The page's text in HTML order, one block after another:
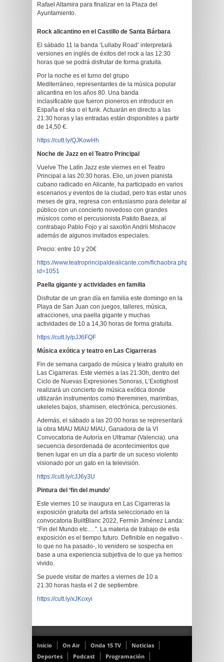
Rafael Altamira para finalizar en la Plaza del
Ayuntamiento.
Rock alicantino en el Castillo de Santa Bárbara
El sábado 11 la banda ‘Lullaby Road’ interpretará
versiones en inglés de éxitos del rock a las 12:30
horas que se podrá disfrutar de forma gratuita.
Por la noche es el turno del grupo
Mediterráneo, representantes de la música popular
alicantina en los años 80. Una banda
inclasificable que fueron pioneros en introducir en
España el ska o el funk. Actuarán en directo a las
21:30 horas y las entradas están disponibles a partir
de 14,50 €.
https://cutt.ly/QJKowHh
Noche de Jazz en el Teatro Principal
Vuelve The Latín Jazz este viernes en el Teatro
Principal a las 20:30 horas. Elio, un joven pianista
cubano radicado en Alicante, ha participado en varios
escenarios y eventos de la ciudad, pero tras estar unos
meses de gira, regresa con entusiasmo para deleitar al
público con un concierto novedoso con grandes
músicos como el percusionista Pakito Baeza, al
contrabajo Pablo Fojo y al saxofón Andrii Mishacov
además de algunos invitados especiales.
Precio: entre 10 y 20€
https://www.teatroprincipaldealicante.com/fichaobra.php?
id=1051
Paella gigante y actividades en familia
Disfrutar de un gran día en familia este domingo en la
Playa de San Juan con juegos, talleres, música,
atracciones, una paella gigante y muchas
actividades de 10 a 14,30 horas de forma gratuita.
https://cutt.ly/pJJ6FQF
Música exótica y teatro en Las Cigarreras
Fin de semana cargado de música y teatro gratuito en
Las Cigarreras. Este viernes a las 21:30h, dentro del
Ciclo de Nuevas Expresiones Sonoras, L’Exotighost
realizará un concierto de música exótica donde
utilizarán instrumentos como theremines, marimbas,
ukeleles bajos, shamisen, electrónica, percusiones.
Además, el sábado a las 20:00 horas se representará
la obra MIAU MIAU MIAU, Ganadora de la VI
Convocatoria de Autoría en Ultramar (Valencia). una
secuencia desordenada de acontecimientos que
tienen lugar en un día a partir de un suceso violento
visionado por un gato en la televisión.
https://cutt.ly/cJJ6y3U
Pintura del ‘fin del mundo’
Este viernes 10 se inaugura en Las Cigarreras la
exposición gratuita del artista seleccionado en la
convocatoria BuiltBlanc 2022, Fermín Jiménez Landa:
“Fin del Mundo etc.…”. La materia de trabajo de esta
exposición es el tiempo futuro. Definible en negativo -
lo que no ha pasado-, lo venidero se sospecha en
base a una experiencia subjetiva de lo que ya hemos
vivido.
Se puede visitar de martes a viernes de 10 a
21:30 horas hasta el 2 de septiembre.
https://cutt.ly/xJKoxyi
Inicio On Air Onda 15 TV
Noticias
Deportes
Podcast Programación